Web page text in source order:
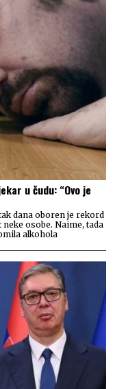
u čudu: “Ovo je
dana oboren je rekord
osobe. Naime, tada
alkohola